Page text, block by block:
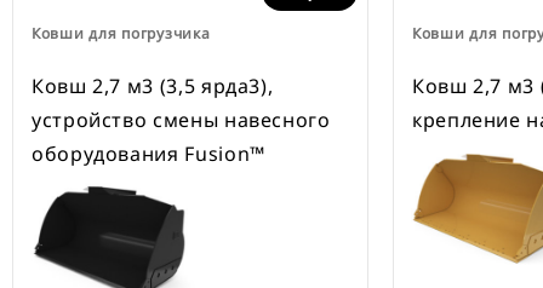
Ковши для погрузчика
Ковш 2,7 м3 (3,5 ярда3),
устройство смены навесного
оборудования Fusion™
Ковши для
Ковш 2,7 м3
крепление